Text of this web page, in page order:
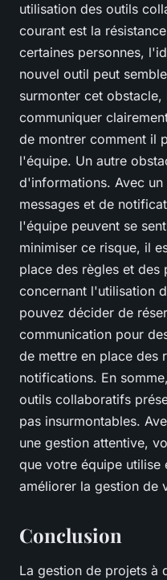
utilisation des outils
courant est la
certaines personnes,
nouvel outil peut
surmonter cet
communiquer
de montrer comment il
l'équipe. Un autre
d'informations. Avec
messages et de
l'équipe peuvent se
minimiser ce risque, il
place des règles et des
concernant l'utilisation
pouvez décider de
communication pour
de mettre en place des
notifications. En
outils collaboratifs
pas insurmontables.
une gestion attentive,
que votre équipe utilise
améliorer la gestion de
Conclusion
La gestion de projets à